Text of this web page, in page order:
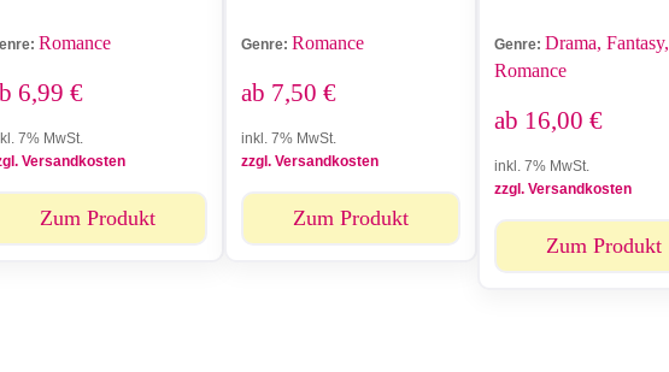
Romance
6,99 €
7% MwSt.
Versandkosten
Zum Produkt
Genre: Romance
ab 7,50 €
inkl. 7% MwSt.
zzgl. Versandkosten
Zum Produkt
Genre: Drama, Fantasy,
Romance
ab 16,00 €
inkl. 7% MwSt.
zzgl. Versandkosten
Zum Produkt